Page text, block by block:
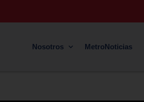
Nosotros MetroNoticias